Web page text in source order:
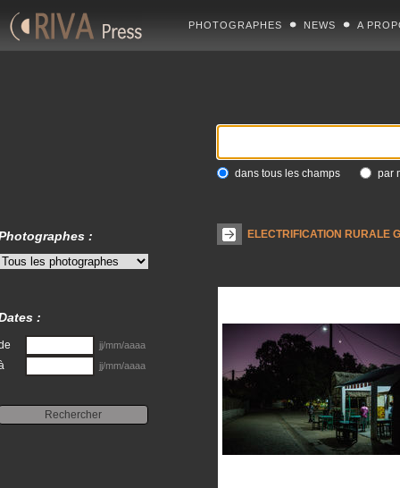
PHOTOGRAPHES NEWS A
dans tous les champs par
ELECTRIFICATION RURALE
:
:
jj/mm/aaaa
jj/mm/aaaa